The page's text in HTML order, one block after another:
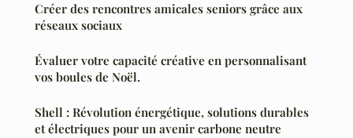
Créer des rencontres amicales seniors grâce aux
réseaux sociaux
Évaluer votre capacité créative en personnalisant
vos boules de Noël.
Shell : Révolution énergétique, solutions durables
et électriques pour un avenir carbone neutre